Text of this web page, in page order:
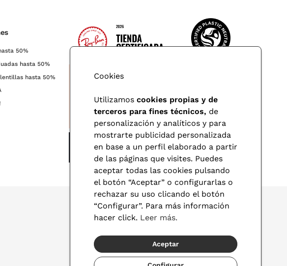
50%
hasta 50%
hasta 50%
© 2026 Visionlab
Cookies
Utilizamos cookies propias y de
terceros para fines técnicos, de
personalización y analíticos y para
mostrarte publicidad personalizada
en base a un perfil elaborado a partir
de las páginas que visites. Puedes
aceptar todas las cookies pulsando
el botón “Aceptar” o configurarlas o
rechazar su uso clicando el botón
“Configurar”. Para más información
hacer click. Leer más.
Aceptar